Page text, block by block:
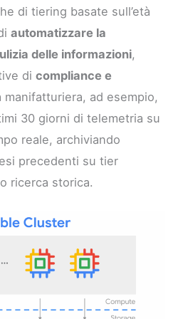
di tiering basate sull’età
automatizzare la
delle informazioni,
dicompliance e
manifatturiera, ad esempio,
30 giorni di telemetria su
reale, archiviando
precedenti su tier
ricerca storica.